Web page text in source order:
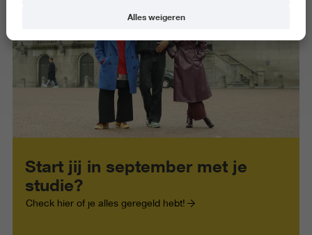
Start jij in september met je
studie?
Check hier of je alles geregeld hebt!
Alles weigeren